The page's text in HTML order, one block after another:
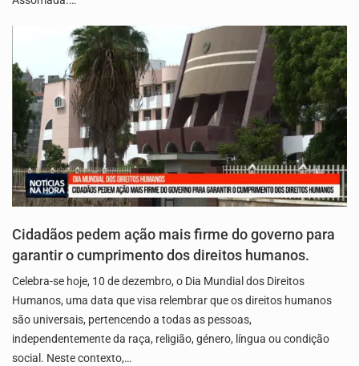
Cidadãos pedem ação mais firme do governo para
garantir o cumprimento dos direitos humanos.
Celebra-se hoje, 10 de dezembro, o Dia Mundial dos Direitos
Humanos, uma data que visa relembrar que os direitos humanos
são universais, pertencendo a todas as pessoas,
independentemente da raça, religião, género, língua ou condição
social. Neste contexto,…